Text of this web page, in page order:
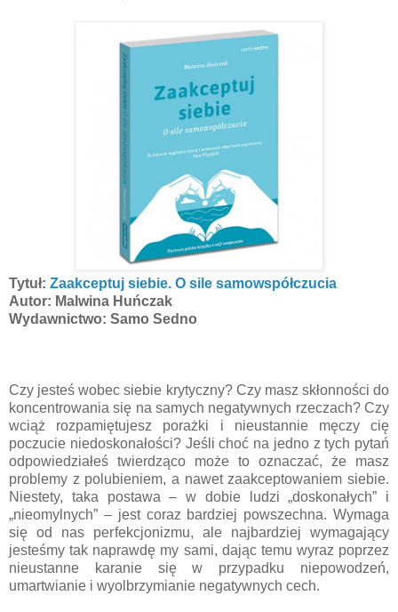
Tytuł: Zaakceptuj siebie. O sile samowspółczucia
Autor: Malwina Huńczak
Wydawnictwo: Samo Sedno
Czy jesteś wobec siebie krytyczny? Czy masz skłonności do
koncentrowania się na samych negatywnych rzeczach? Czy
wciąż rozpamiętujesz porażki i nieustannie męczy cię
poczucie niedoskonałości? Jeśli choć na jedno z tych pytań
odpowiedziałeś twierdząco może to oznaczać, że masz
problemy z polubieniem, a nawet zaakceptowaniem siebie.
Niestety, taka postawa – w dobie ludzi „doskonałych” i
„nieomylnych” – jest coraz bardziej powszechna. Wymaga
się od nas perfekcjonizmu, ale najbardziej wymagający
jesteśmy tak naprawdę my sami, dając temu wyraz poprzez
nieustanne karanie się w przypadku niepowodzeń,
umartwianie i wyolbrzymianie negatywnych cech.